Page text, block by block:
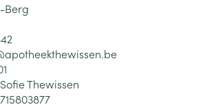
Berg
apotheekthewissen.be
Sofie Thewissen